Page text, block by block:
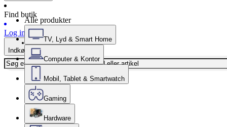
Find butik
Log ind
Indkøbskurv
Alle produkter
TV, Lyd & Smart Home
Computer & Kontor
Mobil, Tablet & Smartwatch
Gaming
Hardware